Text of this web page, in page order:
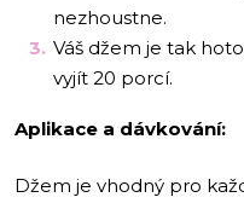
nezhoustne.
Váš džem je tak
vyjít 20 porcí.
Aplikace a dávkování:
Džem je vhodný pro